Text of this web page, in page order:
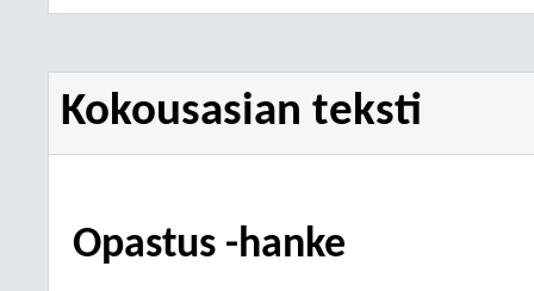
Kokousasian teksti
Opastus -hanke